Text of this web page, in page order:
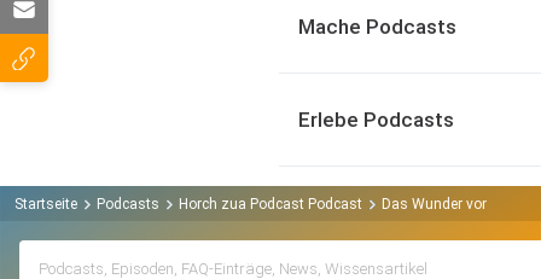
Mache Podcasts
Erlebe Podcasts
Startseite Podcasts Horch zua Podcast Podcast Das Wunder von